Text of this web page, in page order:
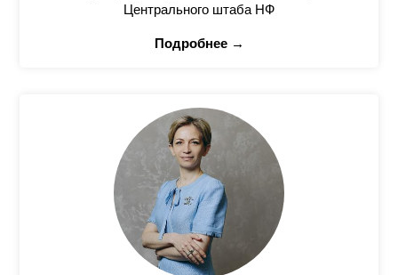
Центрального штаба НФ
Подробнее →